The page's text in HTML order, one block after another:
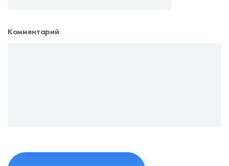
Комментарий